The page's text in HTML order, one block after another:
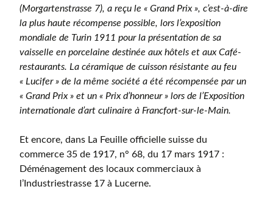
(Morgartenstrasse 7), a reçu le « Grand Prix », c’est-à-dire
la plus haute récompense possible, lors l’exposition
mondiale de Turin 1911 pour la présentation de sa
vaisselle en porcelaine destinée aux hôtels et aux Café-
restaurants. La céramique de cuisson résistante au feu
« Lucifer » de la même société a été récompensée par un
« Grand Prix » et un « Prix d’honneur » lors de l’Exposition
internationale d’art culinaire à Francfort-sur-le-Main.
Et encore, dans La Feuille officielle suisse du
commerce 35 de 1917, n° 68, du 17 mars 1917 :
Déménagement des locaux commerciaux à
l’Industriestrasse 17 à Lucerne.